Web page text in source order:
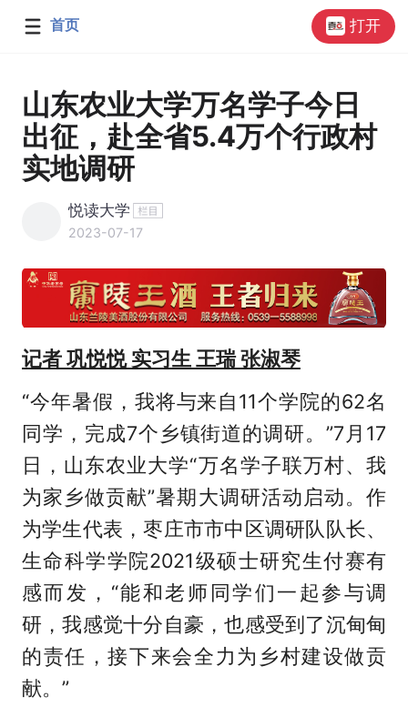
首页 打开
山东农业大学万名学子今日
出征，赴全省5.4万个行政村
实地调研
悦读大学
2023-07-17
记者 巩悦悦 实习生 王瑞 张淑琴
“今年暑假，我将与来自11个学院的62名
同学，完成7个乡镇街道的调研。”7月17
日，山东农业大学“万名学子联万村、我
为家乡做贡献”暑期大调研活动启动。作
为学生代表，枣庄市市中区调研队队长、
生命科学学院2021级硕士研究生付赛有
感而发，“能和老师同学们一起参与调
研，我感觉十分自豪，也感受到了沉甸甸
的责任，接下来会全力为乡村建设做贡
献。”